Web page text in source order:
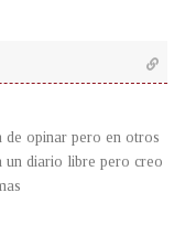
de opinar pero en otros
un diario libre pero creo